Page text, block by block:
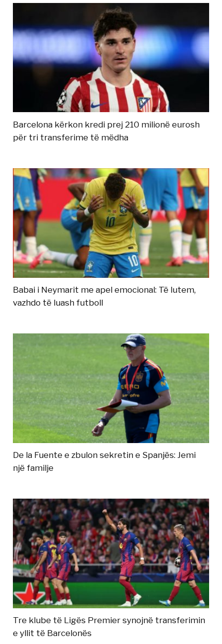
Barcelona kërkon kredi prej 210 milionë eurosh
për tri transferime të mëdha
Babai i Neymarit me apel emocional: Të lutem,
vazhdo të luash futboll
De la Fuente e zbulon sekretin e Spanjës: Jemi
një familje
Tre klube të Ligës Premier synojnë transferimin
e yllit të Barcelonës